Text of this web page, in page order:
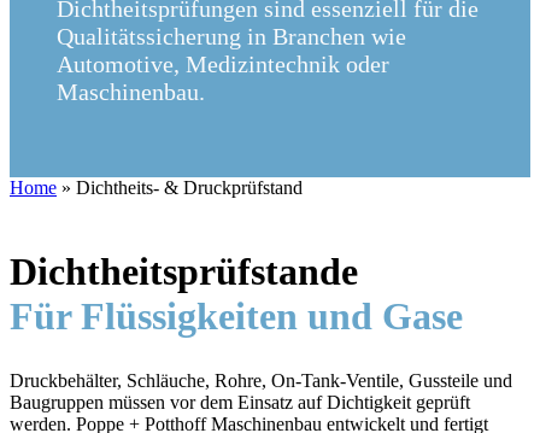
Dichtheitsprüfungen sind essenziell für die
Qualitätssicherung in Branchen wie
Automotive, Medizintechnik oder
Maschinenbau.
Home » Dichtheits- & Druckprüfstand
Dichtheitsprüfstande
Für Flüssigkeiten und Gase
Druckbehälter, Schläuche, Rohre, On-Tank-Ventile, Gussteile und
Baugruppen müssen vor dem Einsatz auf Dichtigkeit geprüft
werden. Poppe + Potthoff Maschinenbau entwickelt und fertigt